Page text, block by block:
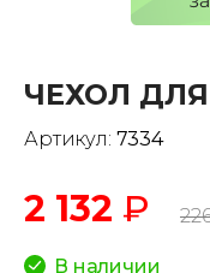
ЧЕХОЛ
Артикул: 7334
2 132 ₽
В наличии